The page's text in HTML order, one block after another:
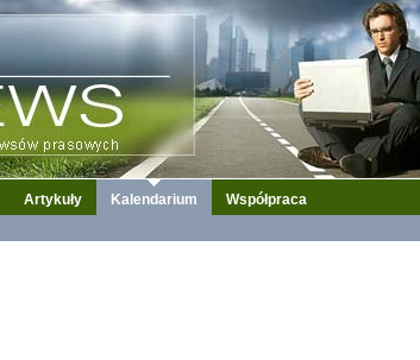
Artykuły Kalendarium Współpraca